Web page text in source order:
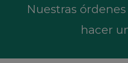
Nuestras
hacer